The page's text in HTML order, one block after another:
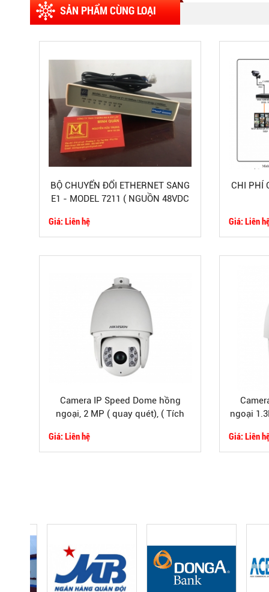
SẢN PHẨM CÙNG LOẠI
BỘ CHUYỂN ĐỔI ETHERNET SANG
E1 - MODEL 7211 ( NGUỒN 48VDC
Giá: Liên hệ
CHI PHÍ
Giá: Liên
Camera IP Speed Dome hồng
ngoại, 2 MP ( quay quét), ( Tích
Giá: Liên hệ
ngoại
Giá: Liên